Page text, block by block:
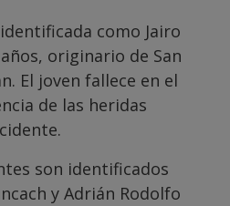
como Jairo
originario de San
El joven fallece en el
de las heridas
son identificados
y Adrián Rodolfo